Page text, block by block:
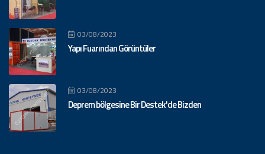
03/08/2023
Yapı Fuarından Görüntüler
03/08/2023
Deprem bölgesine Bir Destek'de Bizden